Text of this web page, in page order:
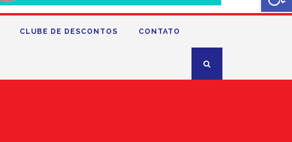
CLUBE DE DESCONTOS CONTATO